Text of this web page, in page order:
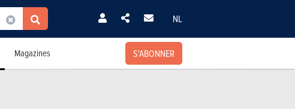
NL
Magazines S'ABONNER